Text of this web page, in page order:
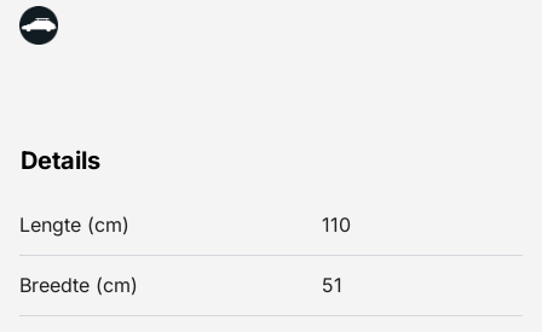
Details
Lengte (cm) 110
Breedte (cm) 51